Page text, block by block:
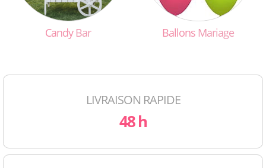
CandyBar Ballons Mariage
LIVRAISON RAPIDE
48 h